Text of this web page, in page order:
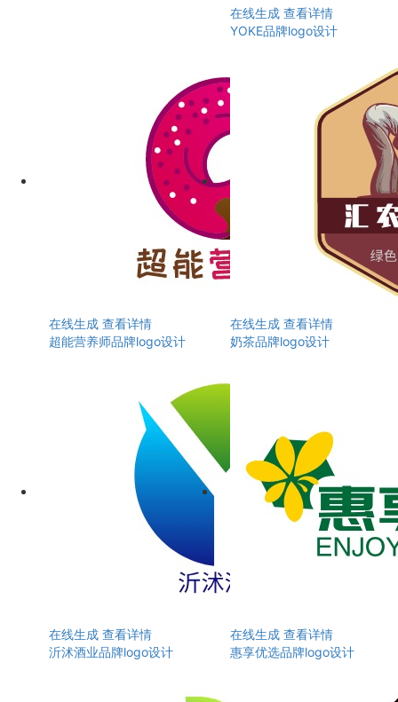
在线生成 查看详情
YOKE品牌logo设计
在线生成 查看详情
超能营养师品牌logo设计
在线生成 查看详情
奶茶品牌logo设计
在线生成 查看详情
沂沭酒业品牌logo设计
在线生成 查看详情
惠享优选品牌logo设计